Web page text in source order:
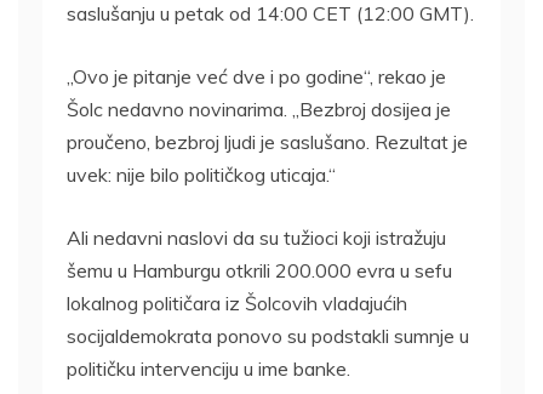
saslušanju u petak od 14:00 CET (12:00 GMT).
„Ovo je pitanje već dve i po godine“, rekao je
Šolc nedavno novinarima. „Bezbroj dosijea je
proučeno, bezbroj ljudi je saslušano. Rezultat je
uvek: nije bilo političkog uticaja.“
Ali nedavni naslovi da su tužioci koji istražuju
šemu u Hamburgu otkrili 200.000 evra u sefu
lokalnog političara iz Šolcovih vladajućih
socijaldemokrata ponovo su podstakli sumnje u
političku intervenciju u ime banke.